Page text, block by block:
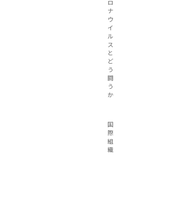
ロ
ナ
ウ
イ
ル
ス
と
ど
う
闘
う
か
国
際
組
織